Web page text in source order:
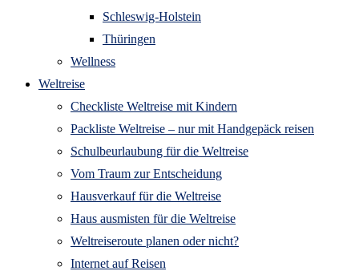
Schleswig-Holstein
Thüringen
Wellness
Weltreise
Checkliste Weltreise mit Kindern
Packliste Weltreise – nur mit Handgepäck reisen
Schulbeurlaubung für die Weltreise
Vom Traum zur Entscheidung
Hausverkauf für die Weltreise
Haus ausmisten für die Weltreise
Weltreiseroute planen oder nicht?
Internet auf Reisen